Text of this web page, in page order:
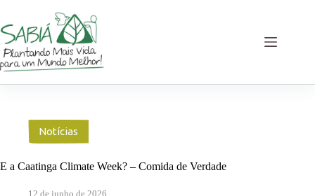
o
conteúdo
Notícias
E a Caatinga Climate Week? – Comida de Verdade
12 de junho de 2026